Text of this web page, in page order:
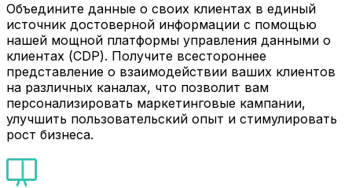
Объедините данные о своих клиентах в единый
источник достоверной информации с помощью
нашей мощной платформы управления данными о
клиентах (CDP). Получите всестороннее
представление о взаимодействии ваших клиентов
на различных каналах, что позволит вам
персонализировать маркетинговые кампании,
улучшить пользовательский опыт и стимулировать
рост бизнеса.